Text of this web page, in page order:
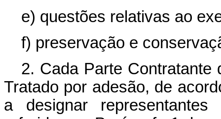
e) questões relativas ao
f) preservação e
2. Cada Parte Contratante
Tratado por adesão, de
a designar